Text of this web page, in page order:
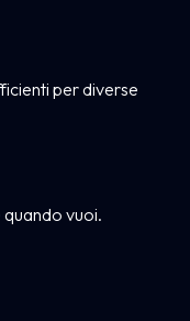
per diverse
vuoi.